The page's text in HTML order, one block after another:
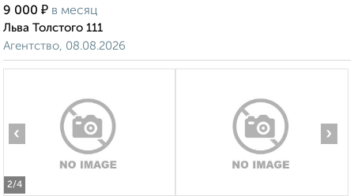
9 000 ₽ в месяц
Льва Толстого 111
Агентство, 08.08.2026
2/4
‹ ›